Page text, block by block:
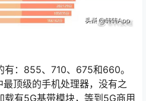
：855、710、675和660。
顶级的手机处理器，没有之
载有5G基带模块，等到5G商用